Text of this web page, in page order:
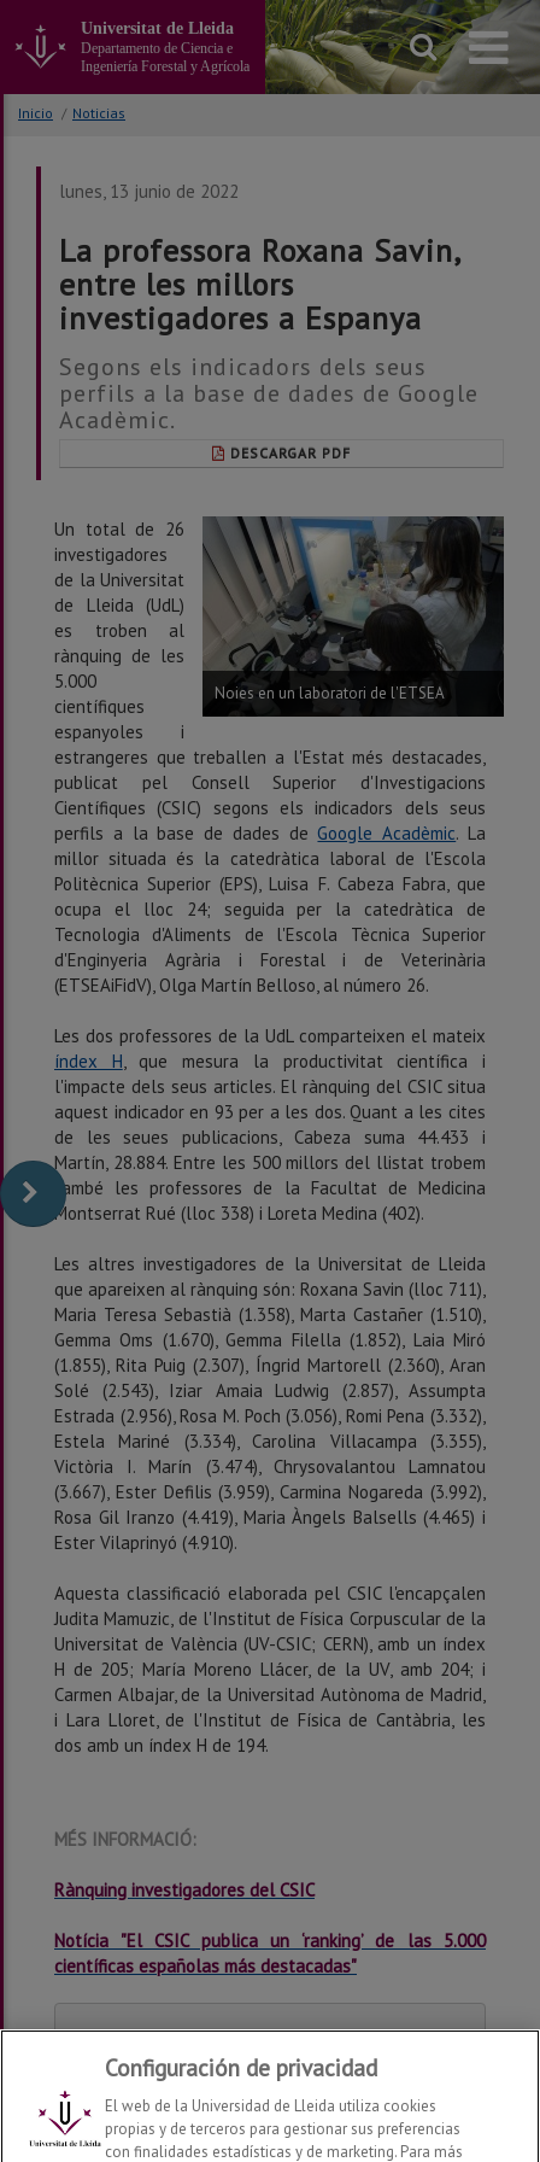
contenido
Universitat de Lleida
Departamento de Ciencia e
Ingeniería Forestal y Agrícola
Inicio / Noticias
lunes, 13 junio de 2022
La professora Roxana Savin,
entre les millors
investigadores a Espanya
Segons els indicadors dels seus
perfils a la base de dades de Google
Acadèmic.
DESCARGAR PDF
Noies en un laboratori de l'ETSEA
Un total de 26
investigadores
de la Universitat
de Lleida (UdL)
es troben al
rànquing de les
5.000
científiques
espanyoles i
estrangeres que treballen a l'Estat més destacades,
publicat pel Consell Superior d'Investigacions
Científiques (CSIC) segons els indicadors dels seus
perfils a la base de dades deGoogle Acadèmic. La
millor situada és la catedràtica laboral de l'Escola
Politècnica Superior (EPS), Luisa F. Cabeza Fabra, que
ocupa el lloc 24; seguida per la catedràtica de
Tecnologia d'Aliments de l'Escola Tècnica Superior
d'Enginyeria Agrària i Forestal i de Veterinària
(ETSEAiFidV), Olga Martín Belloso, al número 26.
Les dos professores de la UdL comparteixen el mateix
índex H, que mesura la productivitat científica i
l'impacte dels seus articles. El rànquing del CSIC situa
aquest indicador en 93 per a les dos. Quant a les cites
de les seues publicacions, Cabeza suma 44.433 i
Martín, 28.884. Entre les 500 millors del llistat trobem
també les professores de la Facultat de Medicina
Montserrat Rué (lloc 338) i Loreta Medina (402).
Les altres investigadores de la Universitat de Lleida
que apareixen al rànquing són: Roxana Savin (lloc 711),
Maria Teresa Sebastià (1.358), Marta Castañer (1.510),
Gemma Oms (1.670), Gemma Filella (1.852), Laia Miró
(1.855), Rita Puig (2.307), Íngrid Martorell (2.360), Aran
Solé (2.543), Iziar Amaia Ludwig (2.857), Assumpta
Estrada (2.956), Rosa M. Poch (3.056), Romi Pena (3.332),
Estela Mariné (3.334), Carolina Villacampa (3.355),
Victòria I. Marín (3.474), Chrysovalantou Lamnatou
(3.667), Ester Defilis (3.959), Carmina Nogareda (3.992),
Rosa Gil Iranzo (4.419), Maria Àngels Balsells (4.465) i
Ester Vilaprinyó (4.910).
Aquesta classificació elaborada pel CSIC l'encapçalen
Judita Mamuzic, de l'Institut de Física Corpuscular de la
Universitat de València (UV-CSIC; CERN), amb un índex
H de 205; María Moreno Llácer, de la UV, amb 204; i
Carmen Albajar, de la Universitad Autònoma de Madrid,
i Lara Lloret, de l'Institut de Física de Cantàbria, les
dos amb un índex H de 194.
MÉS INFORMACIÓ:
Rànquing investigadores del CSIC
Notícia "El CSIC publica un ‘ranking’ de las 5.000
científicas españolas más destacadas"
Configuración de privacidad
El web de la Universidad de Lleida utiliza cookies
propias y de terceros para gestionar sus preferencias
con finalidades estadísticas y de marketing. Para más